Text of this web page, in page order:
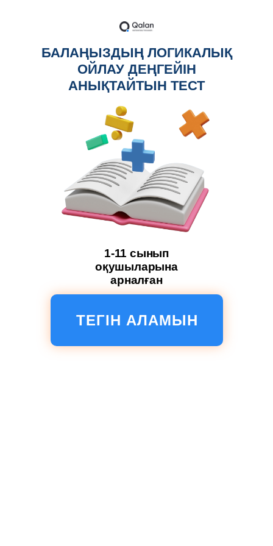
1-11 сынып
оқушыларына
арналған
ТЕГІН АЛАМЫН
БАЛАҢЫЗДЫҢ ЛОГИКАЛЫҚ
ОЙЛАУ ДЕҢГЕЙІН
АНЫҚТАЙТЫН ТЕСТ